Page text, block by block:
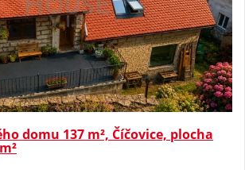
domu 137 m², Číčovice, plocha